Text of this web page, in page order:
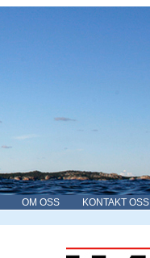
OM OSS KONTAKT OSS